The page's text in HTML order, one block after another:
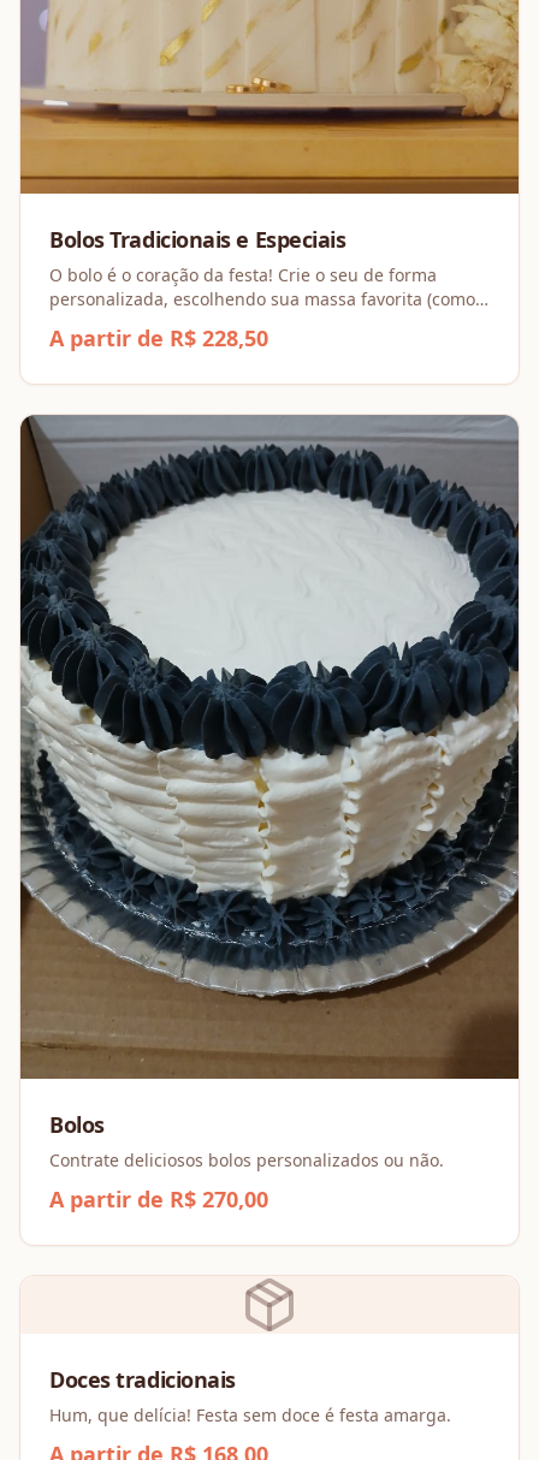
Bolos Tradicionais e Especiais
O bolo é o coração da festa! Crie o seu de forma
personalizada, escolhendo sua massa favorita (como
incríveis, dos Tradicionais aos Espesciais.
A partir de R$ 228,50
Bolos
Contrate deliciosos bolos personalizados ou não.
A partir de R$ 270,00
Doces tradicionais
Hum, que delícia! Festa sem doce é festa amarga.
A partir de R$ 168,00